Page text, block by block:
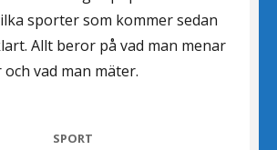
sporter som kommer sedan
Allt beror på vad man menar
vad man mäter.
CATEGORIES
SPORT